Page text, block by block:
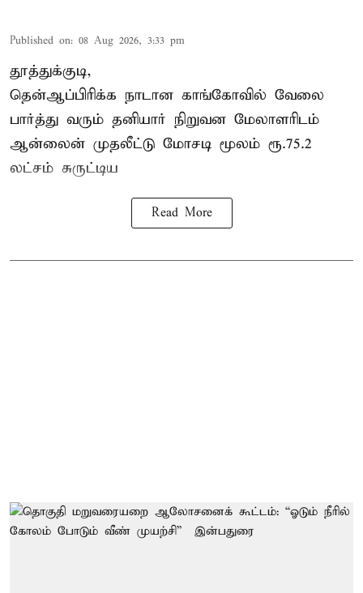
Published on: 08 Aug 2026, 3:33 pm
தூத்துக்குடி,
தென்ஆப்பிரிக்க நாடான காங்கோவில் வேலை
பார்த்து வரும் தனியார் நிறுவன மேலாளரிடம்
ஆன்லைன் முதலீட்டு மோசடி மூலம் ரூ.75.2
லட்சம் சுருட்டிய
Read More